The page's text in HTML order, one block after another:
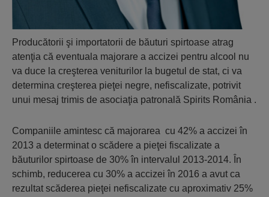
Producătorii şi importatorii de băuturi spirtoase atrag
atenţia că eventuala majorare a accizei pentru alcool nu
va duce la creşterea veniturilor la bugetul de stat, ci va
determina creşterea pieţei negre, nefiscalizate, potrivit
unui mesaj trimis de asociaţia patronală Spirits România .
Companiile amintesc că majorarea cu 42% a accizei în
2013 a determinat o scădere a pieţei fiscalizate a
băuturilor spirtoase de 30% în intervalul 2013-2014. În
schimb, reducerea cu 30% a accizei în 2016 a avut ca
rezultat scăderea pieţei nefiscalizate cu aproximativ 25%